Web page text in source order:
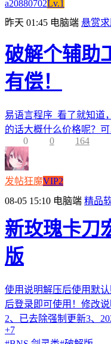
a20880702Lv.1
昨天 01:45 电脑端 悬赏
破解个辅助
有偿！
易语言程序 看了就知道
的话大概什么价格呢？
0
0 164
发帖狂魔VIP2
08-05 15:10 电脑端 精品
新玫瑰卡刀
版
使用说明解压后使用默
后登录即可使用！修改
2、已去除强制更新3、
+7